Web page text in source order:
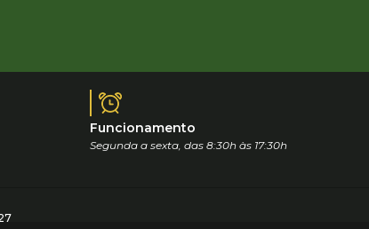
Funcionamento
Segunda a sexta, das 8:30h às 17:30h